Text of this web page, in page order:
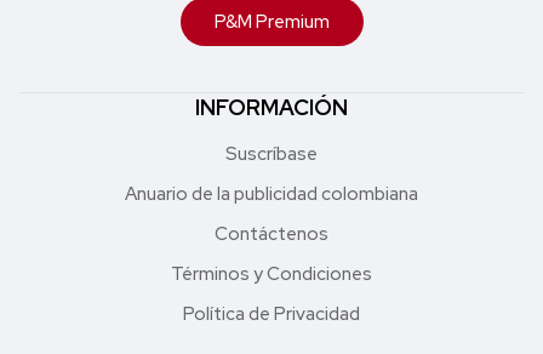
P&M Premium
INFORMACIÓN
Suscríbase
Anuario de la publicidad colombiana
Contáctenos
Términos y Condiciones
Política de Privacidad